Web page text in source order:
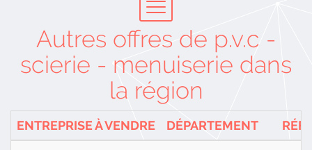
Autres offres de p.v.c -
scierie - menuiserie dans
la région
ENTREPRISE À VENDRE DÉPARTEMENT